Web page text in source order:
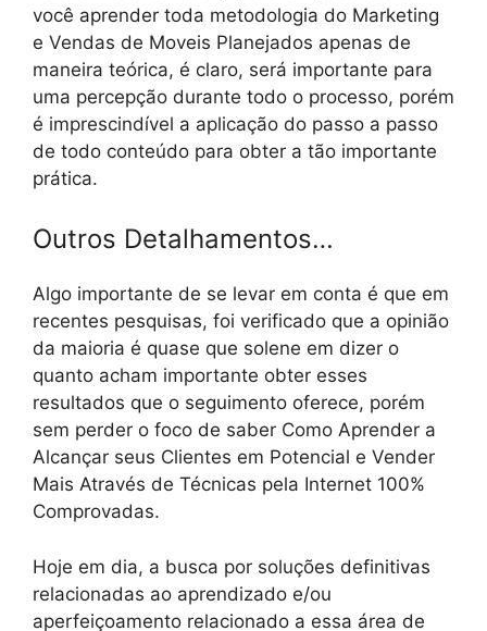
você aprender toda metodologia do Marketing
e Vendas de Moveis Planejados apenas de
maneira teórica, é claro, será importante para
uma percepção durante todo o processo, porém
é imprescindível a aplicação do passo a passo
de todo conteúdo para obter a tão importante
prática.
Outros Detalhamentos…
Algo importante de se levar em conta é que em
recentes pesquisas, foi verificado que a opinião
da maioria é quase que solene em dizer o
quanto acham importante obter esses
resultados que o seguimento oferece, porém
sem perder o foco de saber Como Aprender a
Alcançar seus Clientes em Potencial e Vender
Mais Através de Técnicas pela Internet 100%
Comprovadas.
Hoje em dia, a busca por soluções definitivas
relacionadas ao aprendizado e/ou
aperfeiçoamento relacionado a essa área de